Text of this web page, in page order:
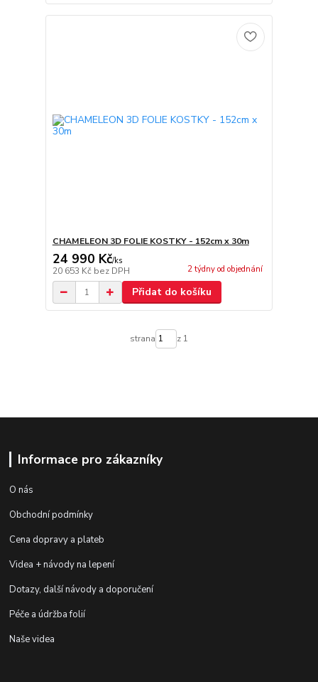
CHAMELEON 3D FOLIE KOSTKY - 152cm x 30m
24 990 Kč/ks
20 653 Kč bez DPH 2 týdny od objednání
Přidat do košíku
strana z 1
Informace pro zákazníky
O nás
Obchodní podmínky
Cena dopravy a plateb
Videa + návody na lepení
Dotazy, další návody a doporučení
Péče a údržba folií
Naše videa